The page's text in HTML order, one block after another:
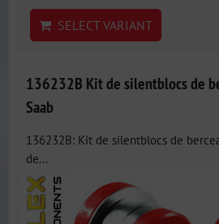
SELECT VARIANT
136232B Kit de silentblocs de
Saab
136232B: Kit de silentblocs de
de...